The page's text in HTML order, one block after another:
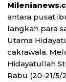
antara pusat
langkah para
Utama
cakrawala.
Hidayatullah
Rabu (20-21/